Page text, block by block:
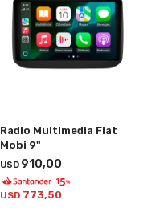
Radio Multimedia Fiat
Mobi 9"
USD 910,00
USD 773,50